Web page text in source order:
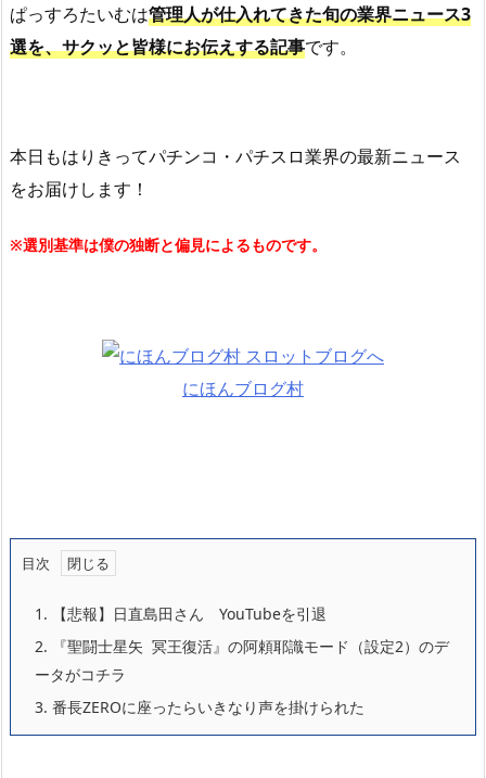
ぱっすろたいむは管理人が仕入れてきた旬の業界ニュース3
選を、サクッと皆様にお伝えする記事です。
本日もはりきってパチンコ・パチスロ業界の最新ニュース
をお届けします！
※選別基準は僕の独断と偏見によるものです。
にほんブログ村
目次
1. 【悲報】日直島田さん YouTubeを引退
2. 『聖闘士星矢 冥王復活』の阿頼耶識モード（設定2）のデ
ータがコチラ
3. 番長ZEROに座ったらいきなり声を掛けられた